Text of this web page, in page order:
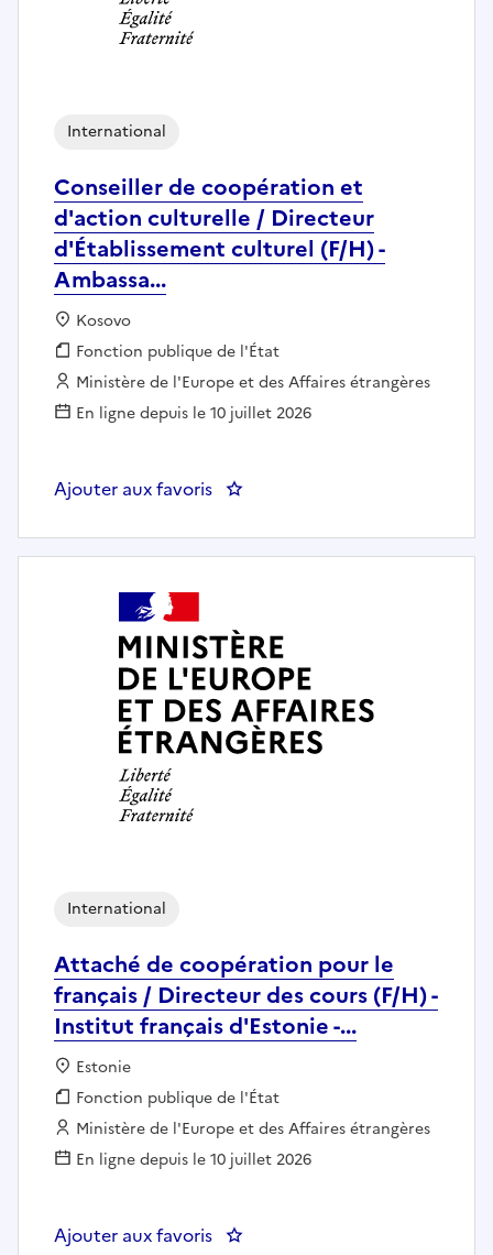
Conseiller de coopération et
d'action culturelle / Directeur
d'Établissement culturel (F/H) -
Ambassa...
International
Localisation :
Kosovo
Fonction publique :
Fonction publique de l'État
Employeur :
Ministère de l'Europe et des Affaires étrangères
En ligne depuis le 10 juillet 2026
Ajouter aux favoris : Conseiller de coopération et
Attaché de coopération pour le
français / Directeur des cours (F/H) -
Institut français d'Estonie -...
International
Localisation :
Estonie
Fonction publique :
Fonction publique de l'État
Employeur :
Ministère de l'Europe et des Affaires étrangères
En ligne depuis le 10 juillet 2026
Ajouter aux favoris